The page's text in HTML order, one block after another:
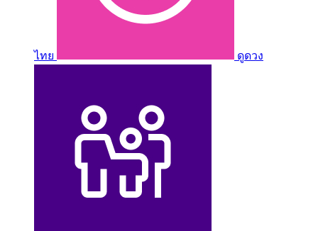
ไทย ดูดวง